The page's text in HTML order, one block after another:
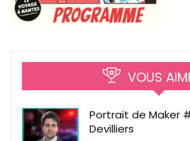
VOUS
Portrait de Maker
Devilliers